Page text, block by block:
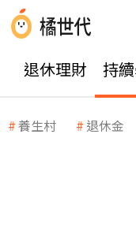
退休理財 持
養生村 退休金